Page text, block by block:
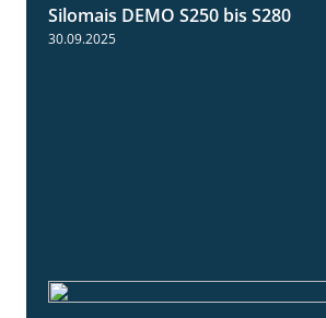
Silomais DEMO S250 bis S280